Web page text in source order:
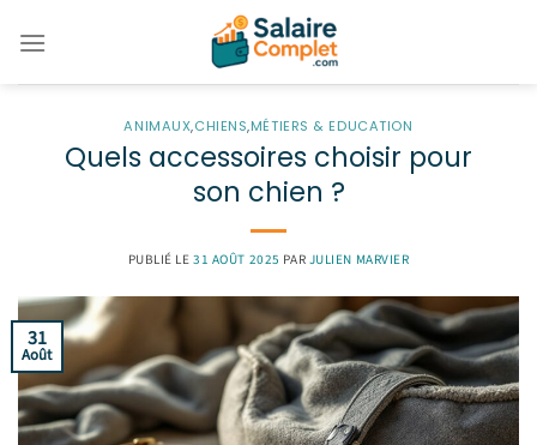
ANIMAUX,CHIENS,MÉTIERS & EDUCATION
Quels accessoires choisir pour
son chien ?
PUBLIÉ LE31 AOÛT 2025 PAR JULIEN MARVIER
31
Août